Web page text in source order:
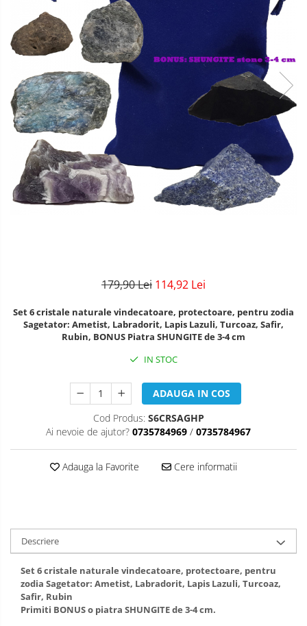
179,90 Lei 114,92 Lei
Set 6 cristale naturale vindecatoare, protectoare, pentru zodia
Sagetator: Ametist, Labradorit, Lapis Lazuli, Turcoaz, Safir,
Rubin, BONUS Piatra SHUNGITE de 3-4 cm
IN STOC
ADAUGA IN COS
Cod Produs: S6CRSAGHP
Ai nevoie de ajutor? 0735784969 / 0735784967
Adauga la Favorite Cere informatii
Descriere
Set 6 cristale naturale vindecatoare, protectoare, pentru
zodia Sagetator: Ametist, Labradorit, Lapis Lazuli, Turcoaz,
Safir, Rubin
Primiti BONUS o piatra SHUNGITE de 3-4 cm.